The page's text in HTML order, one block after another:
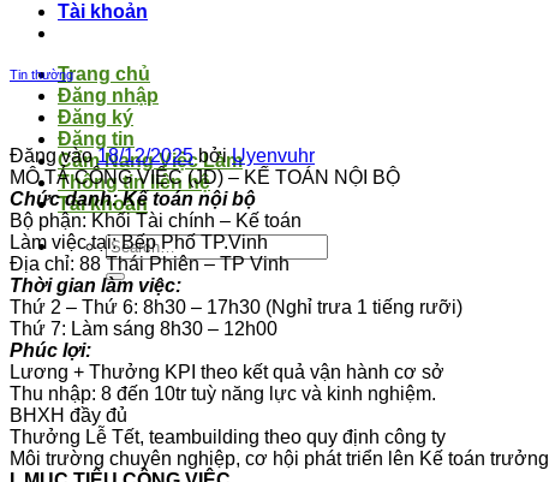
Tài khoản
Trang chủ
Đăng nhập
Đăng ký
Đăng tin
Cẩm Nang Việc Làm
Thông tin liên hệ
Tài khoản
Tin thường
Đăng vào18/12/2025 bởiUyenvuhr
MÔ TẢ CÔNG VIỆC (JD) – KẾ TOÁN NỘI BỘ
Chức danh: Kế toán nội bộ
Bộ phận: Khối Tài chính – Kế toán
Làm việc tại: Bếp Phố TP.Vinh
Địa chỉ: 88 Thái Phiên – TP Vinh
Thời gian làm việc:
Thứ 2 – Thứ 6: 8h30 – 17h30 (Nghỉ trưa 1 tiếng rưỡi)
Thứ 7: Làm sáng 8h30 – 12h00
Phúc lợi:
Lương + Thưởng KPI theo kết quả vận hành cơ sở
Thu nhập: 8 đến 10tr tuỳ năng lực và kinh nghiệm.
BHXH đầy đủ
Thưởng Lễ Tết, teambuilding theo quy định công ty
Môi trường chuyên nghiệp, cơ hội phát triển lên Kế toán trưởng